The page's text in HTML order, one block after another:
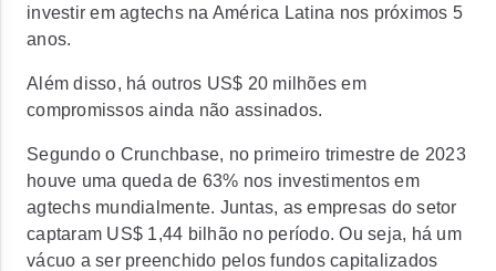
investir em agtechs na América Latina nos próximos 5
anos.
Além disso, há outros US$ 20 milhões em
compromissos ainda não assinados.
Segundo o Crunchbase, no primeiro trimestre de 2023
houve uma queda de 63% nos investimentos em
agtechs mundialmente. Juntas, as empresas do setor
captaram US$ 1,44 bilhão no período. Ou seja, há um
vácuo a ser preenchido pelos fundos capitalizados